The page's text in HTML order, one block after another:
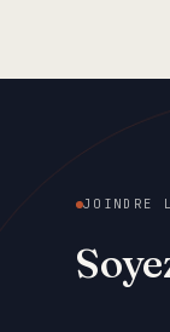
JOINDRE